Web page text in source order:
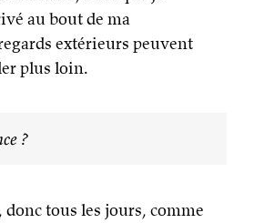
au bout de ma
extérieurs peuvent
plus loin.
?
donc tous les jours, comme